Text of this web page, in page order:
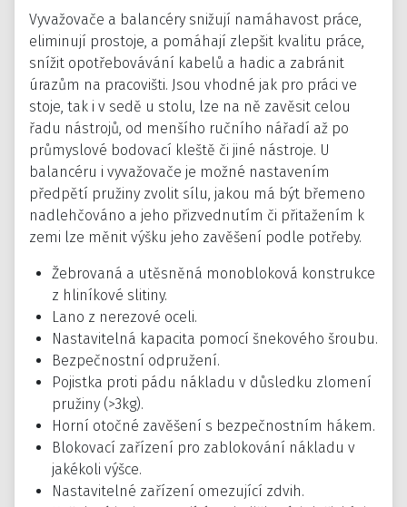
Vyvažovače a balancéry snižují namáhavost práce,
eliminují prostoje, a pomáhají zlepšit kvalitu práce,
snížit opotřebovávání kabelů a hadic a zabránit
úrazům na pracovišti. Jsou vhodné jak pro práci ve
stoje, tak i v sedě u stolu, lze na ně zavěsit celou
řadu nástrojů, od menšího ručního nářadí až po
průmyslové bodovací kleště či jiné nástroje. U
balancéru i vyvažovače je možné nastavením
předpětí pružiny zvolit sílu, jakou má být břemeno
nadlehčováno a jeho přizvednutím či přitažením k
zemi lze měnit výšku jeho zavěšení podle potřeby.
Žebrovaná a utěsněná monobloková konstrukce
z hliníkové slitiny.
Lano z nerezové oceli.
Nastavitelná kapacita pomocí šnekového šroubu.
Bezpečnostní odpružení.
Pojistka proti pádu nákladu v důsledku zlomení
pružiny (>3kg).
Horní otočné zavěšení s bezpečnostním hákem.
Blokovací zařízení pro zablokování nákladu v
jakékoli výšce.
Nastavitelné zařízení omezující zdvih.